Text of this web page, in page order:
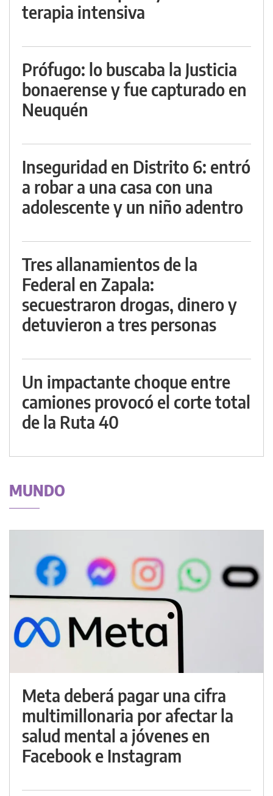
terapia intensiva
Prófugo: lo buscaba la Justicia
bonaerense y fue capturado en
Neuquén
Inseguridad en Distrito 6: entró
a robar a una casa con una
adolescente y un niño adentro
Tres allanamientos de la
Federal en Zapala:
secuestraron drogas, dinero y
detuvieron a tres personas
Un impactante choque entre
camiones provocó el corte total
de la Ruta 40
MUNDO
Meta deberá pagar una cifra
multimillonaria por afectar la
salud mental a jóvenes en
Facebook e Instagram